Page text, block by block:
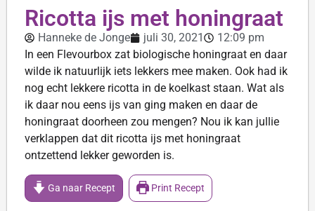
Ricotta ijs met honingraat
Hanneke de Jonge juli 30, 2021
12:09 pm
In een Flevourbox zat biologische honingraat en daar
wilde ik natuurlijk iets lekkers mee maken. Ook had ik
nog echt lekkere ricotta in de koelkast staan. Wat als
ik daar nou eens ijs van ging maken en daar de
honingraat doorheen zou mengen? Nou ik kan jullie
verklappen dat dit ricotta ijs met honingraat
ontzettend lekker geworden is.
Ga naar Recept Print Recept